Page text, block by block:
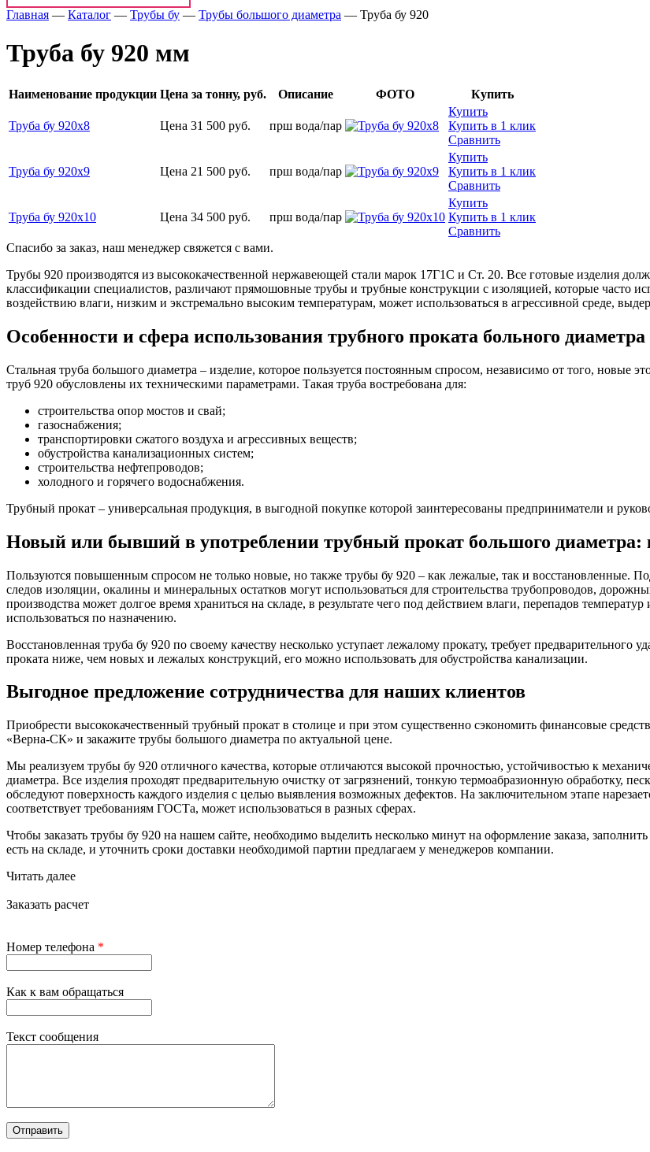
Главная — Каталог — Трубы бу — Трубы большого диаметра — Труба бу 920
Труба бу 920 мм
Наименование продукции Цена за тонну, руб. Описание ФОТО Купить
Труба бу 920х8 Цена 31 500 руб. прш вода/пар
Купить
Купить в 1 клик
Сравнить
Труба бу 920х9 Цена 21 500 руб. прш вода/пар
Купить
Купить в 1 клик
Сравнить
Труба бу 920х10 Цена 34 500 руб. прш вода/пар
Купить
Купить в 1 клик
Сравнить
Спасибо за заказ, наш менеджер свяжется с вами.
Трубы 920 производятся из высококачественной нержавеющей стали марок 17Г1С и Ст. 20. Все готовые изделия
классификации специалистов, различают прямошовные трубы и трубные конструкции с изоляцией, которые часто
воздействию влаги, низким и экстремально высоким температурам, может использоваться в агрессивной среде,
Особенности и сфера использования трубного проката больного диаметра
Стальная труба большого диаметра – изделие, которое пользуется постоянным спросом, независимо от того,
труб 920 обусловлены их техническими параметрами. Такая труба востребована для:
строительства опор мостов и свай;
газоснабжения;
транспортировки сжатого воздуха и агрессивных веществ;
обустройства канализационных систем;
строительства нефтепроводов;
холодного и горячего водоснабжения.
Трубный прокат – универсальная продукция, в выгодной покупке которой заинтересованы предприниматели и
Новый или бывший в употреблении трубный прокат большого диаметра:
Пользуются повышенным спросом не только новые, но также трубы бу 920 – как лежалые, так и восстановленные.
следов изоляции, окалины и минеральных остатков могут использоваться для строительства трубопроводов,
производства может долгое время храниться на складе, в результате чего под действием влаги, перепадов
использоваться по назначению.
Восстановленная труба бу 920 по своему качеству несколько уступает лежалому прокату, требует
проката ниже, чем новых и лежалых конструкций, его можно использовать для обустройства канализации.
Выгодное предложение сотрудничества для наших клиентов
Приобрести высококачественный трубный прокат в столице и при этом существенно сэкономить финансовые
«Верна-СК» и закажите трубы большого диаметра по актуальной цене.
Мы реализуем трубы бу 920 отличного качества, которые отличаются высокой прочностью, устойчивостью к
диаметра. Все изделия проходят предварительную очистку от загрязнений, тонкую термоабразионную обработку,
обследуют поверхность каждого изделия с целью выявления возможных дефектов. На заключительном этапе
соответствует требованиям ГОСТа, может использоваться в разных сферах.
Чтобы заказать трубы бу 920 на нашем сайте, необходимо выделить несколько минут на оформление заказа,
есть на складе, и уточнить сроки доставки необходимой партии предлагаем у менеджеров компании.
Читать далее
Заказать расчет
Номер телефона *
Как к вам обращаться
Текст сообщения